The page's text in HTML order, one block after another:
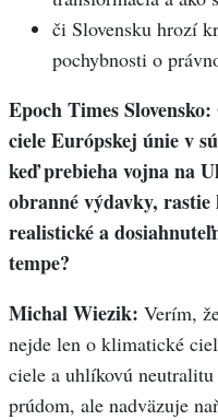
či Slovensku hrozí
pochybnosti o
Epoch Times
ciele Európskej únie v
keď prebieha vojna na
obranné výdavky,
realistické a
tempe?
Michal Wiezik: Verím,
nejde len o klimatické
ciele a uhlíkovú
prúdom, ale nadväzuje